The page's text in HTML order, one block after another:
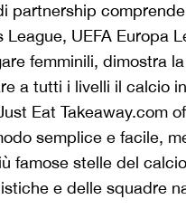
partnership
UEFA Europa
femminili, dimostra
a tutti i livelli il calcio
Eat Takeaway.com
semplice e facile,
famose stelle del
e delle squadre